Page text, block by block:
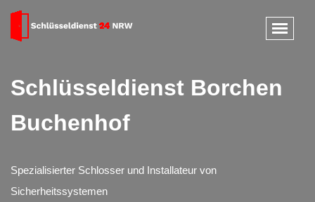
Schlüsseldienst Borchen
Buchenhof
Spezialisierter Schlosser und Installateur von
Sicherheitssystemen